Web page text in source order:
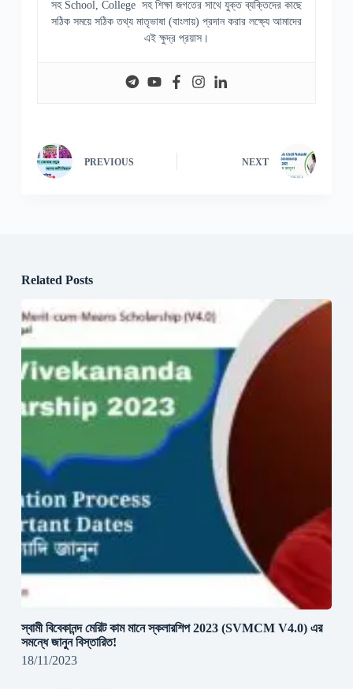
সহ School, College সহ শিক্ষা জগতের সাথে যুক্ত ব্যক্তিদের কাছে
সঠিক সময়ে সঠিক তথ্য মাতৃভাষা (বাংলায়) প্রদান করার লক্ষ্যে আমাদের
এই ক্ষুদ্র প্রয়াস।
PREVIOUS NEXT
Related Posts
স্বামী বিবেকানন্দ মেরিট কাম মানে স্কলারশিপ 2023 (SVMCM V4.0) এর
সমন্ধে জানুন বিস্তারিত!
18/11/2023